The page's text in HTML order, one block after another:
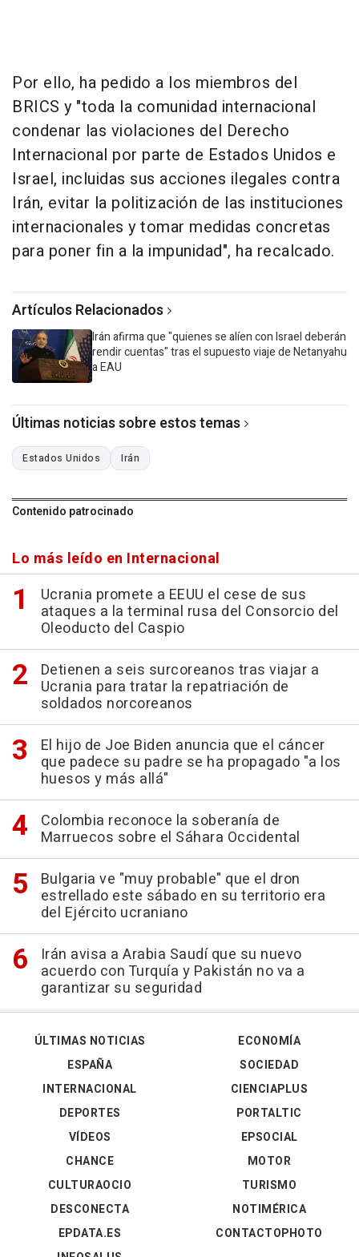
Por ello, ha pedido a los miembros del
BRICS y "toda la comunidad internacional
condenar las violaciones del Derecho
Internacional por parte de Estados Unidos e
Israel, incluidas sus acciones ilegales contra
Irán, evitar la politización de las instituciones
internacionales y tomar medidas concretas
para poner fin a la impunidad", ha recalcado.
Artículos Relacionados
Irán afirma que "quienes se alíen con Israel deberán
rendir cuentas" tras el supuesto viaje de Netanyahu
a EAU
Últimas noticias sobre estos temas
Estados Unidos Irán
Contenido patrocinado
Lo más leído en Internacional
Ucrania promete a EEUU el cese de sus
ataques a la terminal rusa del Consorcio del
Oleoducto del Caspio
Detienen a seis surcoreanos tras viajar a
Ucrania para tratar la repatriación de
soldados norcoreanos
El hijo de Joe Biden anuncia que el cáncer
que padece su padre se ha propagado "a los
huesos y más allá"
Colombia reconoce la soberanía de
Marruecos sobre el Sáhara Occidental
Bulgaria ve "muy probable" que el dron
estrellado este sábado en su territorio era
del Ejército ucraniano
Irán avisa a Arabia Saudí que su nuevo
acuerdo con Turquía y Pakistán no va a
garantizar su seguridad
ÚLTIMAS NOTICIAS
ESPAÑA
INTERNACIONAL
DEPORTES
VÍDEOS
ECONOMÍA
SOCIEDAD
CIENCIAPLUS
PORTALTIC
EPSOCIAL
CHANCE
CULTURAOCIO
DESCONECTA
EPDATA.ES
MOTOR
TURISMO
NOTIMÉRICA
CONTACTOPHOTO